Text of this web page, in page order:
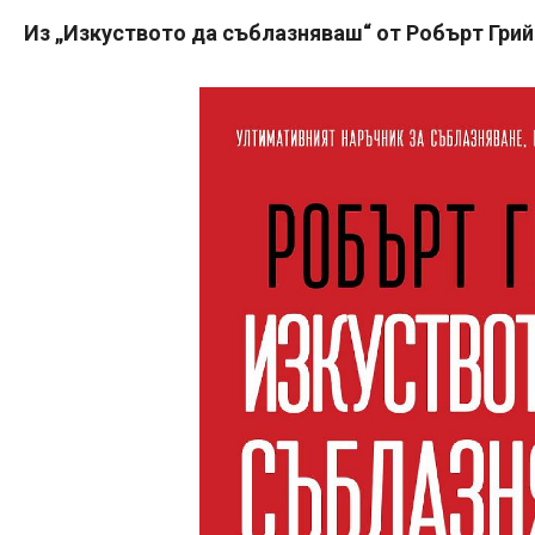
Из „Изкуството да съблазняваш“ от Робърт